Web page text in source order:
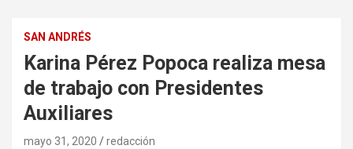
SAN ANDRÉS
Karina Pérez Popoca realiza mesa
de trabajo con Presidentes
Auxiliares
mayo 31, 2020 redacción